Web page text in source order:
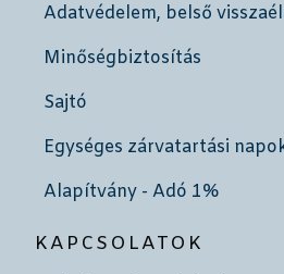
Adatvédelem, belső
Minőségbiztosítás
Sajtó
Egységes zárvatartási
Alapítvány - Adó 1%
KAPCSOLATOK